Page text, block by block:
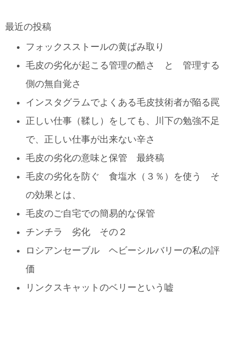
最近の投稿
フォックスストールの黄ばみ取り
毛皮の劣化が起こる管理の酷さ と 管理する
側の無自覚さ
インスタグラムでよくある毛皮技術者が陥る罠
正しい仕事（鞣し）をしても、川下の勉強不足
で、正しい仕事が出来ない辛さ
毛皮の劣化の意味と保管 最終稿
毛皮の劣化を防ぐ 食塩水（３％）を使う そ
の効果とは、
毛皮のご自宅での簡易的な保管
チンチラ 劣化 その２
ロシアンセーブル ヘビーシルバリーの私の評
価
リンクスキャットのベリーという嘘